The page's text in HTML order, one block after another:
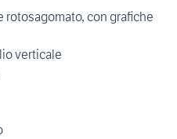
con grafiche
verticale